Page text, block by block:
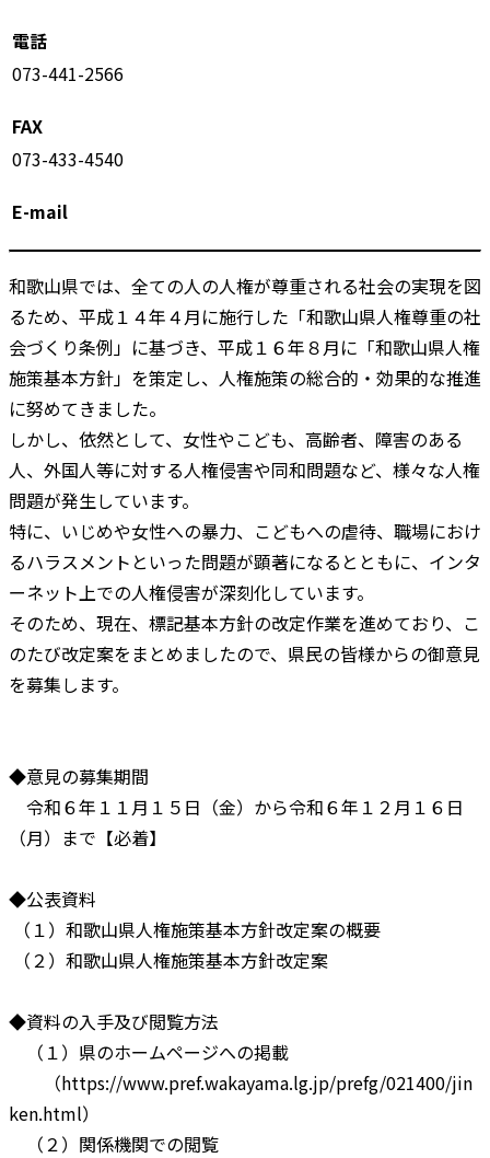
電話
073-441-2566
FAX
073-433-4540
E-mail
和歌山県では、全ての人の人権が尊重される社会の実現を図
るため、平成１４年４月に施行した「和歌山県人権尊重の社
会づくり条例」に基づき、平成１６年８月に「和歌山県人権
施策基本方針」を策定し、人権施策の総合的・効果的な推進
に努めてきました。
しかし、依然として、女性やこども、高齢者、障害のある
人、外国人等に対する人権侵害や同和問題など、様々な人権
問題が発生しています。
特に、いじめや女性への暴力、こどもへの虐待、職場におけ
るハラスメントといった問題が顕著になるとともに、インタ
ーネット上での人権侵害が深刻化しています。
そのため、現在、標記基本方針の改定作業を進めており、こ
のたび改定案をまとめましたので、県民の皆様からの御意見
を募集します。
◆意見の募集期間
令和６年１１月１５日（金）から令和６年１２月１６日
（月）まで【必着】
◆公表資料
（１）和歌山県人権施策基本方針改定案の概要
（２）和歌山県人権施策基本方針改定案
◆資料の入手及び閲覧方法
（１）県のホームページへの掲載
（https://www.pref.wakayama.lg.jp/prefg/021400/jin
ken.html）
（２）関係機関での閲覧